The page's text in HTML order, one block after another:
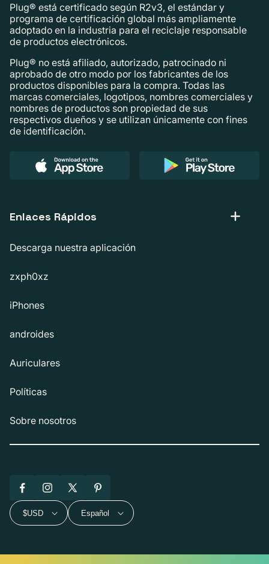
Plug® está certificado según R2v3, el estándar y
programa de certificación global más ampliamente
adoptado en la industria para el reciclaje responsable
de productos electrónicos.
Plug® no está afiliado, autorizado, patrocinado ni
aprobado de otro modo por los fabricantes de los
productos disponibles para la compra. Todas las
marcas comerciales, logotipos, nombres comerciales y
nombres de productos son propiedad de sus
respectivos dueños y se utilizan únicamente con fines
de identificación.
Enlaces Rápidos
Descarga nuestra aplicación
zxph0xz
iPhones
androides
Auriculares
Políticas
Sobre nosotros
FacebookInstagram
X
(Twitter)
Pinterest
$USD Español